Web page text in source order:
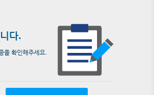
다.
을 확인해주세요.